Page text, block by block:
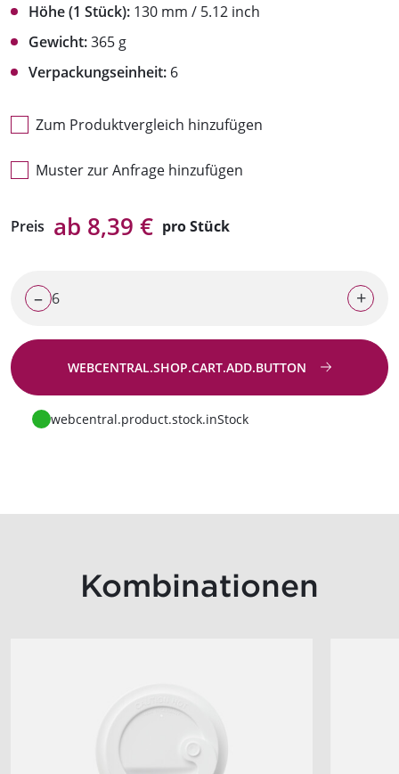
Höhe (1 Stück): 130 mm / 5.12 inch
Gewicht:365 g
Verpackungseinheit: 6
Zum Produktvergleich hinzufügen
Muster zur Anfrage hinzufügen
Preis ab 8,39 € pro Stück
– +
WEBCENTRAL.SHOP.CART.ADD.BUTTON
Zur Anfrage
webcentral.product.stock.inStock
Kombinationen